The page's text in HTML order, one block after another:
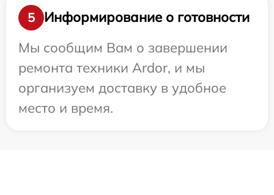
5
Информирование о готовности
Мы сообщим Вам о завершении
ремонта техники Ardor, и мы
организуем доставку в удобное
место и время.